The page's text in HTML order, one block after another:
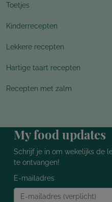
Toetjes
Kinderrecepten
Lekkere recepten
Hartige taart recepten
Recepten met zalm
My food updates
Schrijf je in om wekelijks de
te ontvangen!
E-mailadres